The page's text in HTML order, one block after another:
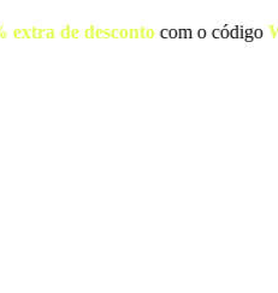
10% extra de descontocom